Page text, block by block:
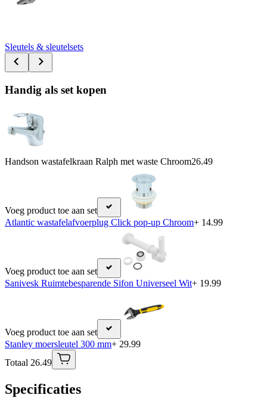
Sleutels & sleutelsets
Handig als set kopen
Handson wastafelkraan Ralph met waste Chroom26.49
Voeg product toe aan set
Atlantic wastafelafvoerplug Click pop-up Chroom+ 14.99
Voeg product toe aan set
Sanivesk Ruimtebesparende Sifon Universeel Wit+ 19.99
Voeg product toe aan set
Stanley moersleutel 300 mm+ 29.99
Totaal 26.49
Specificaties